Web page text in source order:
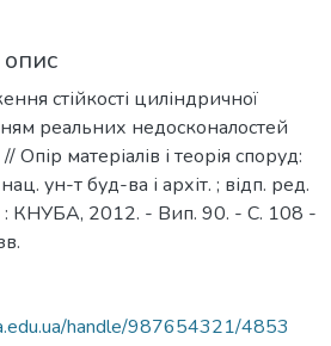
опис
стійкості циліндричної
реальних недосконалостей
матеріалів і теорія споруд:
ун-т буд-ва і архіт. ; відп. ред.
: КНУБА, 2012. - Вип. 90. - С. 108 -
handle/987654321/4853